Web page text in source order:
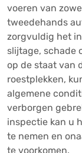
voeren van
tweedehands
zorgvuldig het
slijtage, schade
op de staat van
roestplekken,
algemene
verborgen
inspectie kan u
te nemen en
te voorkomen.